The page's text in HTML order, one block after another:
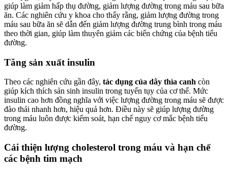
giúp làm giảm hấp thụ đường, giảm lượng đường trong máu sau bữa
ăn. Các nghiên cứu y khoa cho thấy rằng, giảm lượng đường trong
máu sau bữa ăn sẽ dẫn đến giảm lượng đường trung bình trong máu
theo thời gian, giúp làm thuyên giảm các biến chứng của bệnh tiểu
đường.
Tăng sản xuất insulin
Theo các nghiên cứu gần đây, tác dụng của dây thìa canh còn
giúp kích thích sản sinh insulin trong tuyến tụy của cơ thể. Mức
insulin cao hơn đồng nghĩa với việc lượng đường trong máu sẽ được
đào thải nhanh hơn, hiệu quả hơn. Điều này sẽ giúp lượng đường
trong máu luôn được kiểm soát, hạn chế nguy cơ mắc bệnh tiểu
đường.
Cải thiện lượng cholesterol trong máu và hạn chế
các bệnh tim mạch